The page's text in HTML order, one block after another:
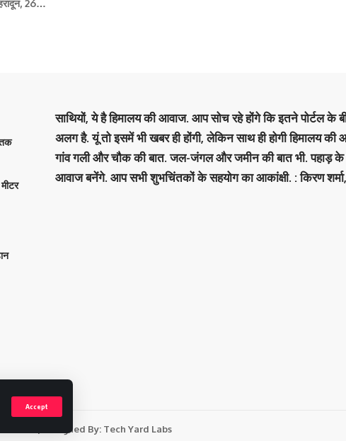
Accept
26…
तक
साथियों, ये है हिमालय की आवाज. आप सोच रहे होंगे कि इतने पोर्टल के
अलग है. यूं तो इसमें भी खबर ही होंगी, लेकिन साथ ही होगी हिमालय की
गांव गली और चौक की बात. जल-जंगल और जमीन की बात भी. पहाड़ के
आवाज बनेंगे. आप सभी शुभचिंतकों के सहयोग का आकांक्षी. : किरण
| Designed By: Tech Yard Labs